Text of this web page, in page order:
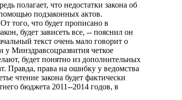
полагает, что недостатки закона об
подзаконных актов.
того, что будет прописано в
будет зависеть все, -- пояснил он
текст очень мало говорит о
у Минздравсоцразвития четкое
будет понятно из дополнительных
Правда, права на ошибку у ведомства
чтение закона будет фактически
бюджета 2011--2014 годов, в